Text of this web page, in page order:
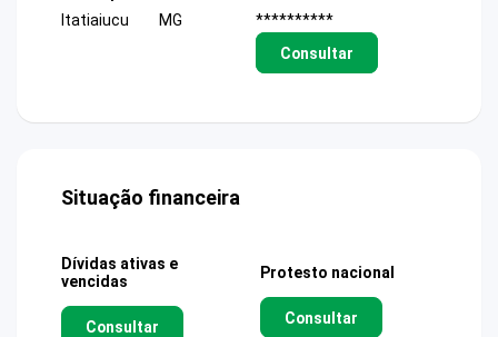
Itatiaiucu
MG
**********
Consultar
Situação financeira
Dívidas ativas e
vencidas
Consultar
Protesto nacional
Consultar